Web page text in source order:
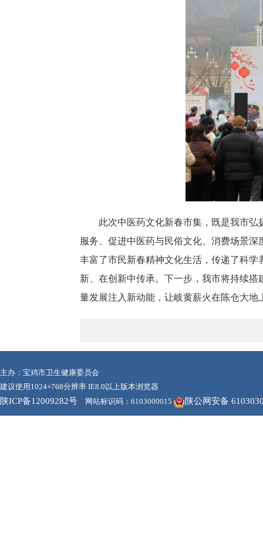
此次中医药文化新春市集，既是我市
服务、促进中医药与民俗文化、消费场景
丰富了市民新春精神文化生活，传递了科
新、在创新中传承。下一步，我市将持续
量发展注入新动能，让岐黄薪火在陈仓大地
主办：宝鸡市卫生健康委员会
建议使用1024×768分辨率 IE8.0以上版本浏览器
陕ICP备12009282号 网站标识码：6103000015 陕公网安备